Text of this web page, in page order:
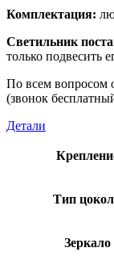
Комплектация:
Светильник
только подвесить
По всем вопросом
(звонок
Детали
Тип
Зеркало